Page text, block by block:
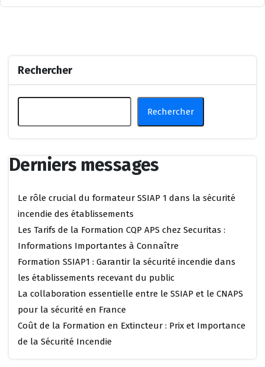
Rechercher
Rechercher
Derniers messages
Le rôle crucial du formateur SSIAP 1 dans la sécurité
incendie des établissements
Les Tarifs de la Formation CQP APS chez Securitas :
Informations Importantes à Connaître
Formation SSIAP1 : Garantir la sécurité incendie dans
les établissements recevant du public
La collaboration essentielle entre le SSIAP et le CNAPS
pour la sécurité en France
Coût de la Formation en Extincteur : Prix et Importance
de la Sécurité Incendie